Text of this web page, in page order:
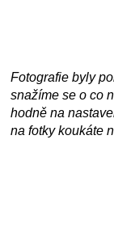
Fotografie byly
snažíme se o co
hodně na
na fotky koukáte